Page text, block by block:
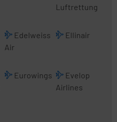
Luftrettung
Edelweiss
Air
Ellinair
Eurowings
Evelop
Airlines